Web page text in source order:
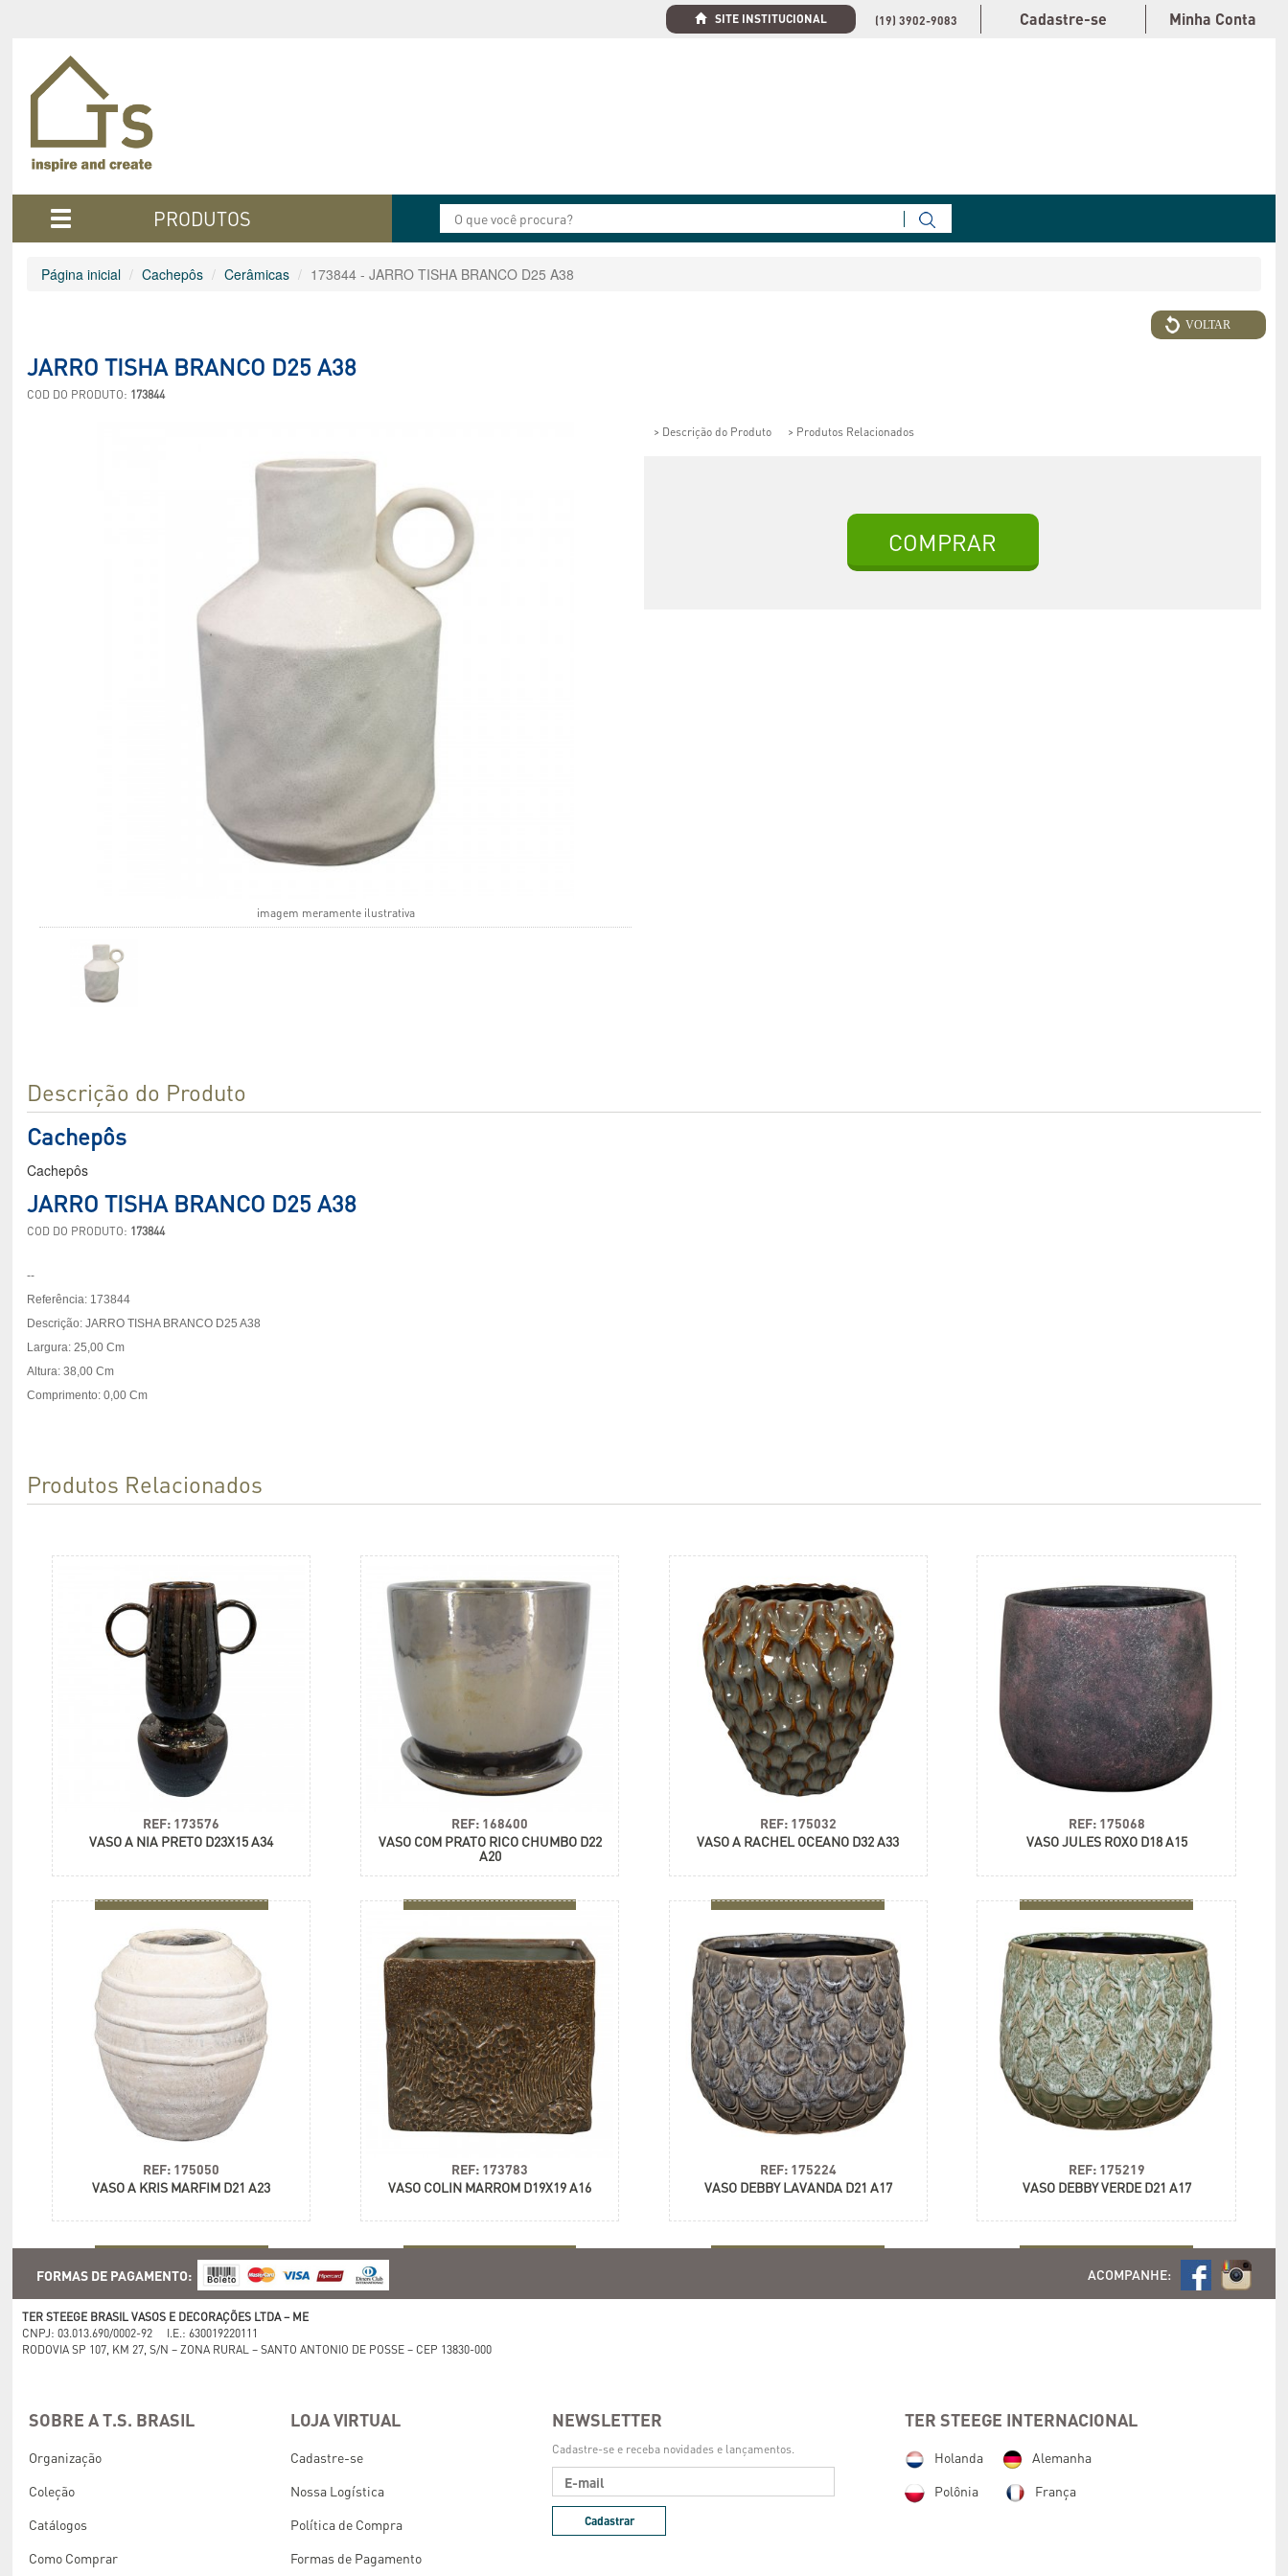
(19) 3902-9083
SITE INSTITUCIONAL Cadastre-se Minha Conta
PRODUTOS
Página inicial Cachepôs Cerâmicas 173844 - JARRO TISHA BRANCO D25 A38
VOLTAR
JARRO TISHA BRANCO D25 A38
COD DO PRODUTO: 173844
imagem meramente ilustrativa
> Descrição do Produto > Produtos Relacionados
COMPRAR
Descrição do Produto
Cachepôs
Cachepôs
JARRO TISHA BRANCO D25 A38
COD DO PRODUTO: 173844
--
Referência: 173844
Descrição: JARRO TISHA BRANCO D25 A38
Largura: 25,00 Cm
Altura: 38,00 Cm
Comprimento: 0,00 Cm
Produtos Relacionados
REF: 173576
VASO A NIA PRETO D23X15 A34
+ informações
REF: 168400
VASO COM PRATO RICO CHUMBO D22
A20
+ informações
REF: 175032
VASO A RACHEL OCEANO D32 A33
+ informações
REF: 175068
VASO JULES ROXO D18 A15
+ informações
REF: 175050
VASO A KRIS MARFIM D21 A23
+ informações
REF: 173783
VASO COLIN MARROM D19X19 A16
REF: 175224
VASO DEBBY LAVANDA D21 A17
REF: 175219
VASO DEBBY VERDE D21 A17
FORMAS DE PAGAMENTO:
ACOMPANHE:
TER STEEGE BRASIL VASOS E DECORAÇÕES LTDA – ME
CNPJ: 03.013.690/0002-92 I.E.: 630019220111
RODOVIA SP 107, KM 27, S/N – ZONA RURAL – SANTO ANTONIO DE POSSE – CEP 13830-000
SOBRE A T.S. BRASIL
Organização
Coleção
Catálogos
Como Comprar
LOJA VIRTUAL
Cadastre-se
Nossa Logística
Política de Compra
Formas de Pagamento
NEWSLETTER
Cadastre-se e receba novidades e lançamentos.
Cadastrar
TER STEEGE INTERNACIONAL
Holanda
Alemanha
Polônia
França